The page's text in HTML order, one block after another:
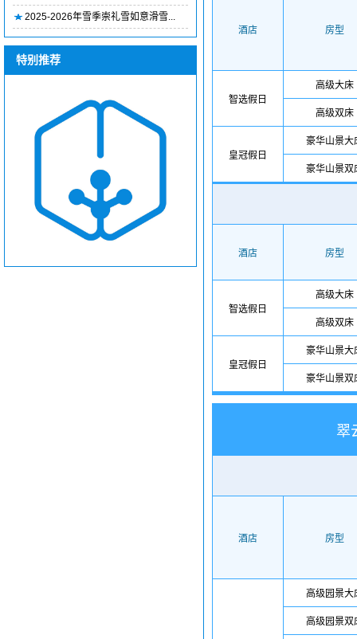
2025-2026年雪季崇礼雪如意滑雪...
特别推荐
酒店 房型
智选假日
高级大床
高级双床
皇冠假日
豪华山景大
豪华山景双
酒店 房型
智选假日
高级大床
高级双床
皇冠假日
豪华山景大
豪华山景双
翠
酒店 房型
高级园景大
高级园景双